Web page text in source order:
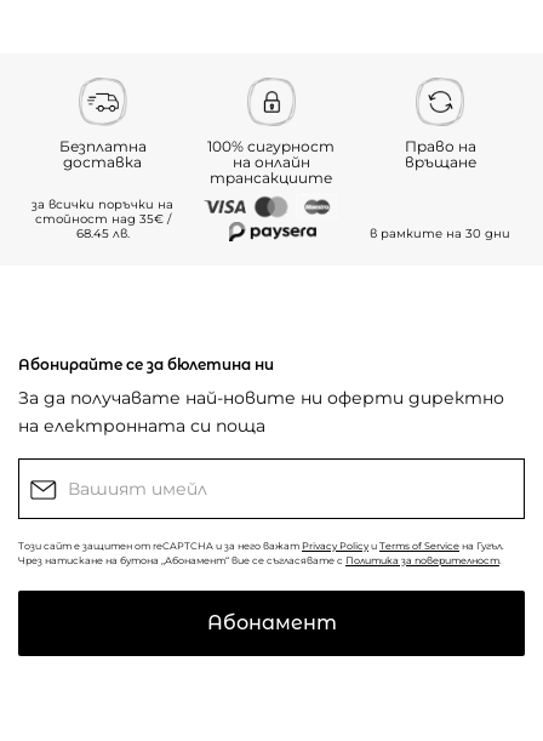
Безплатна
доставка
за всички поръчки на
стойност над 35€ /
68.45 лв.
100% сигурност
на онлайн
трансакциите
Право на
връщане
в рамките на 30 дни
Абонирайте се за бюлетина ни
За да получавате най-новите ни оферти директно
на електронната си поща
Този сайт е защитен от reCAPTCHA и за него важат Privacy Policy и Terms of Service на Гугъл.
Чрез натискане на бутона „Абонамент“ вие се съгласявате с Политика за поверителност.
Абонамент